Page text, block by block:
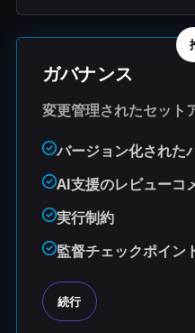
ガバナンス
変更管理されたセット
バージョン化された
AI支援のレビューコ
実行制約
監督チェックポイン
続行